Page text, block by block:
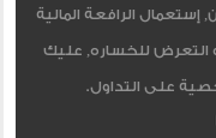
إستعمال الرافعة المالية
و التعرض للخساره, عليك
على التداول.